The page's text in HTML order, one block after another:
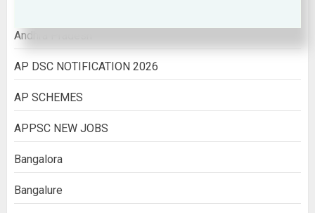
Andhra Pradesh
AP DSC NOTIFICATION 2026
AP SCHEMES
APPSC NEW JOBS
Bangalora
Bangalure